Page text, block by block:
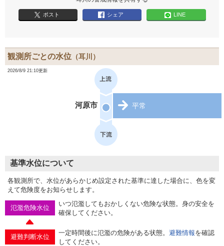
ポスト シェア LINE
観測所ごとの水位 （耳川）
2026/8/9 21:10更新
河原市 平常
基準水位について
各観測所で、水位があらかじめ設定された基準に達した場合に、色を変
えて危険度をお知らせします。
氾濫危険水位
いつ氾濫してもおかしくない危険な状態。身の安全を
確保してください。
避難判断水位
一定時間後に氾濫の危険がある状態。 避難情報を確認
してください。